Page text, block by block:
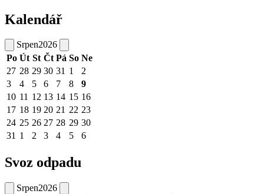
Kalendář
Srpen2026
Po Út St Čt Pá So Ne
27 28 29 30 31 1
2
3
4 5 6 7 8
9
10 11 12 13 14 15 16
17 18 19 20 21 22 23
24 25 26 27 28 29 30
31 1 2 3 4 5 6
Svoz odpadu
Srpen2026